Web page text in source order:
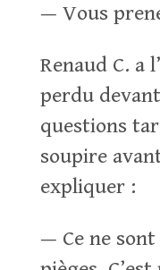
— Vous
Renaud C. a
perdu
questions
soupire
expliquer :
— Ce ne sont